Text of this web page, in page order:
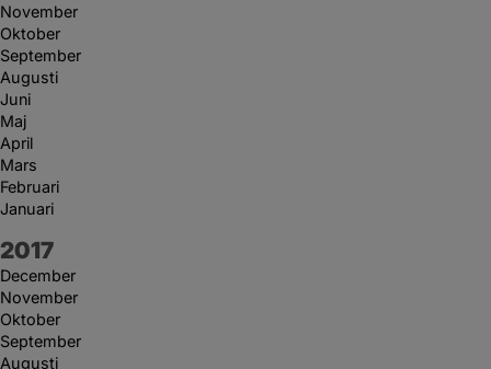
November
Oktober
September
Augusti
Juni
Maj
April
Mars
Februari
Januari
År:
2017
December
November
Oktober
September
Augusti